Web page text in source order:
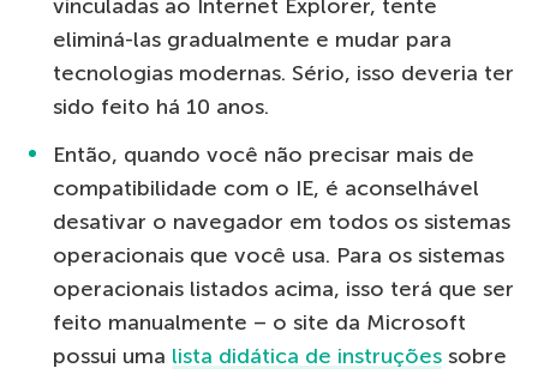
vinculadas ao Internet Explorer, tente
eliminá-las gradualmente e mudar para
tecnologias modernas. Sério, isso deveria ter
sido feito há 10 anos.
Então, quando você não precisar mais de
compatibilidade com o IE, é aconselhável
desativar o navegador em todos os sistemas
operacionais que você usa. Para os sistemas
operacionais listados acima, isso terá que ser
feito manualmente – o site da Microsoft
possui uma lista didática de instruções sobre